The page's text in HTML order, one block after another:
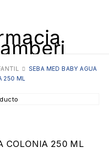
SEBA MED BABY AGUA
250 ML
COLONIA 250 ML